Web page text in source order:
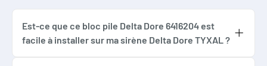
Est-ce que ce bloc pile Delta Dore 6416204 est
facile à installer sur ma sirène Delta Dore TYXAL ?